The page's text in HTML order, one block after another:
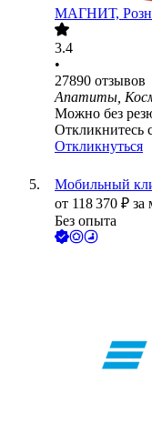
МАГНИТ,
3.4
•
27890 отзывов
Апатиты,
Можно без
Откликнитесь
Откликнуться
Мобильный
от 118 370 ₽ за
Без опыта